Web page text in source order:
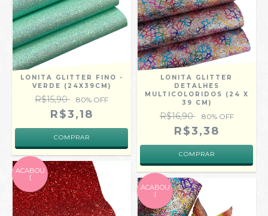
LONITA GLITTER FINO -
VERDE (24X39CM)
R$15,90 80% OFF
R$3,18
LONITA GLITTER
DETALHES
MULTICOLORIDOS (24 X
39 CM)
R$16,90 80% OFF
R$3,38
ACABOU
:(
ACABOU
:(